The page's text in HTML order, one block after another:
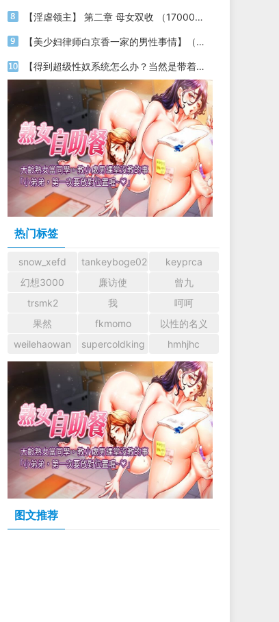
【淫虐领主】 第二章 母女双收 （17000字）
【美少妇律师白京香一家的男性事情】（第十七章 生死单挑+凌辱&色诱+性奴妈妈+变态母控+插图）
【得到超级性奴系统怎么办？当然是带着各种美女明星性奴穿梭时空，祸国殃民啦】04
热门标签
snow_xefd tankeyboge0204
keyprca
幻想3000
廉访使
曾九
trsmk2
我
呵呵
果然
fkmomo
以性的名义
weilehaowan
supercoldking hmhjhc
图文推荐